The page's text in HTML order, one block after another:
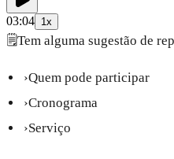
03:04 1x
🗒️Tem alguma sugestão de
›Quem pode participar
›Cronograma
›Serviço